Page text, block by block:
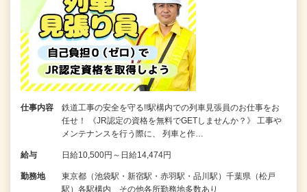
仕事内容
鉄道工事の安全を守る!!駅構内での列車見張員のお仕事をお
任せ！ 《JR認定の資格を無料でGETしませんか？》 工事や
メンテナンスを行う際に、 列車と作…
給与 日給10,500円～日給14,474円
勤務地
東京都（池袋駅・新宿駅・赤羽駅・品川駅）千葉県（松戸
駅）各駅構内 その他各所勤務地多数あり